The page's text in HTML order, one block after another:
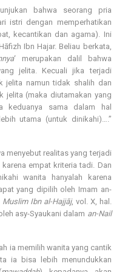
bahwa seorang pria
istri dengan memperhatikan
kecantikan dan agama). Ini
Ibn Hajar. Beliau berkata,
‘ merupakan dalil bahwa
jelita. Kecuali jika terjadi
jelita namun tidak shalih dan
jelita (maka diutamakan yang
keduanya sama dalam hal
utama (untuk dinikahi)….”
menyebut realitas yang terjadi
empat kriteria tadi. Dan
wanita hanyalah karena
yang dipilih oleh Imam an-
Muslim Ibn al-Hajjāj, vol. X, hal.
asy-Syaukani dalam an-Nail
ia memilih wanita yang cantik
ia bisa lebih menundukkan